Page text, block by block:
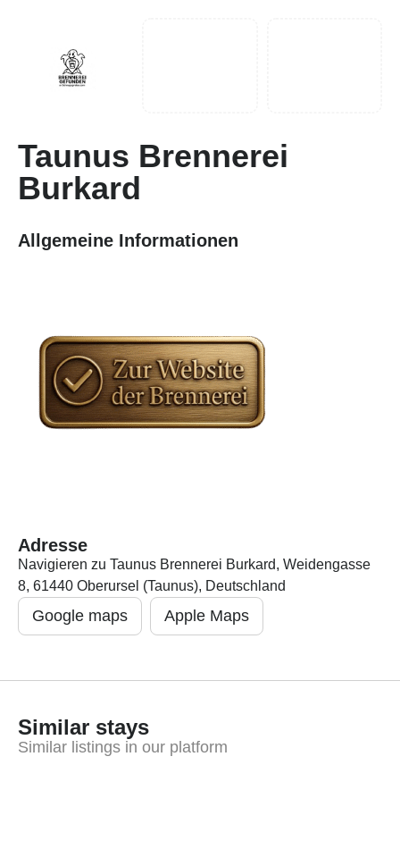
Taunus Brennerei
Burkard
Allgemeine Informationen
Adresse
Navigieren zu Taunus Brennerei Burkard, Weidengasse
8, 61440 Oberursel (Taunus), Deutschland
Google maps Apple Maps
Similar stays
Similar listings in our platform